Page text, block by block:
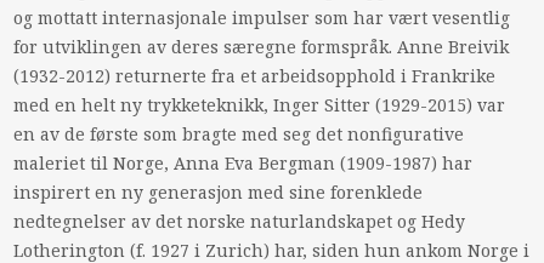
og mottatt internasjonale impulser som har vært vesentlig
for utviklingen av deres særegne formspråk. Anne Breivik
(1932-2012) returnerte fra et arbeidsopphold i Frankrike
med en helt ny trykketeknikk, Inger Sitter (1929-2015) var
en av de første som bragte med seg det nonfigurative
maleriet til Norge, Anna Eva Bergman (1909-1987) har
inspirert en ny generasjon med sine forenklede
nedtegnelser av det norske naturlandskapet og Hedy
Lotherington (f. 1927 i Zurich) har, siden hun ankom Norge i